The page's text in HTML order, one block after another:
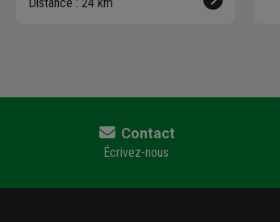
Contact
Écrivez-nous